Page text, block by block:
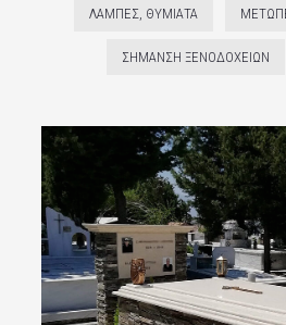
ΛΆΜΠΕΣ, ΘΥΜΙΑΤΆ
ΣΉΜΑΝΣΗ ΞΕΝΟΔΟΧΕΊΩΝ